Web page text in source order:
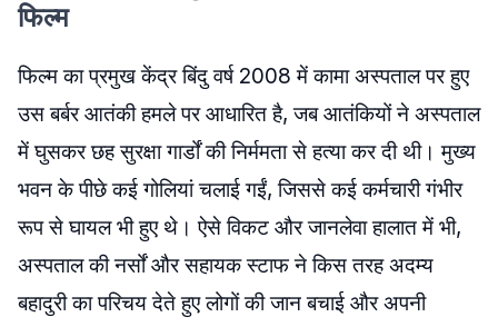
फिल्म
फिल्म का प्रमुख केंद्र बिंदु वर्ष 2008 में कामा अस्पताल पर हुए
उस बर्बर आतंकी हमले पर आधारित है, जब आतंकियों ने अस्पताल
में घुसकर छह सुरक्षा गार्डों की निर्ममता से हत्या कर दी थी। मुख्य
भवन के पीछे कई गोलियां चलाई गईं, जिससे कई कर्मचारी गंभीर
रूप से घायल भी हुए थे। ऐसे विकट और जानलेवा हालात में भी,
अस्पताल की नर्सों और सहायक स्टाफ ने किस तरह अदम्य
बहादुरी का परिचय देते हुए लोगों की जान बचाई और अपनी